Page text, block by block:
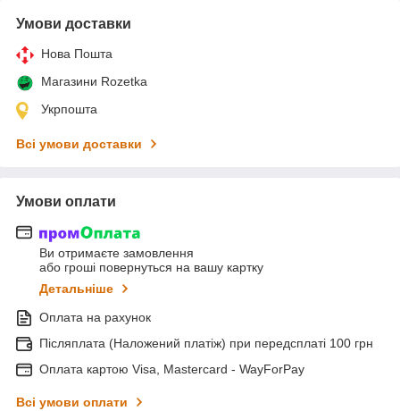
Умови доставки
Нова Пошта
Магазини Rozetka
Укрпошта
Всі умови доставки
Умови оплати
Ви отримаєте замовлення
або гроші повернуться на вашу картку
Детальніше
Оплата на рахунок
Післяплата (Наложений платіж) при передсплаті 100 грн
Оплата картою Visa, Mastercard - WayForPay
Всі умови оплати